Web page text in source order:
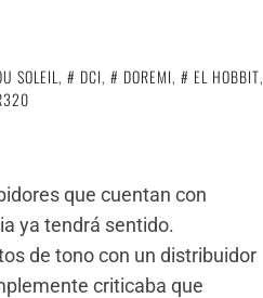
SOLEIL, DCI, DOREMI, EL HOBBIT,
que cuentan con
ya tendrá sentido.
de tono con un distribuidor
criticaba que